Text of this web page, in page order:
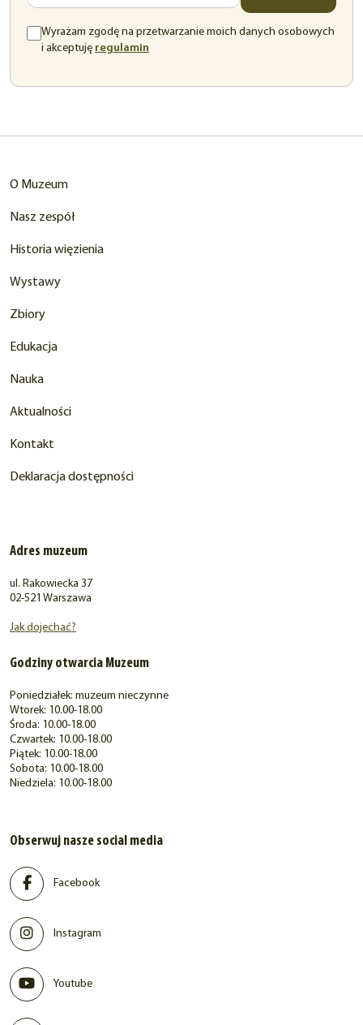
Wyrażam zgodę na przetwarzanie moich danych osobowych
i akceptuję regulamin
O Muzeum
Nasz zespół
Historia więzienia
Wystawy
Zbiory
Edukacja
Nauka
Aktualności
Kontakt
Deklaracja dostępności
Adres muzeum
ul. Rakowiecka 37
02-521 Warszawa
Jak dojechać?
Godziny otwarcia Muzeum
Poniedziałek: muzeum nieczynne
Wtorek: 10.00-18.00
Środa: 10.00-18.00
Czwartek: 10.00-18.00
Piątek: 10.00-18.00
Sobota: 10.00-18.00
Niedziela: 10.00-18.00
Obserwuj nasze social media
Facebook
Instagram
Youtube